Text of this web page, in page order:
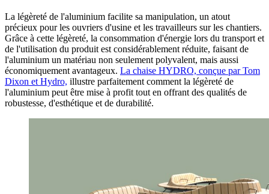
La légèreté de l'aluminium facilite sa manipulation, un atout
précieux pour les ouvriers d'usine et les travailleurs sur les chantiers.
Grâce à cette légèreté, la consommation d'énergie lors du transport et
de l'utilisation du produit est considérablement réduite, faisant de
l'aluminium un matériau non seulement polyvalent, mais aussi
économiquement avantageux. La chaise HYDRO, conçue par Tom
Dixon et Hydro, illustre parfaitement comment la légèreté de
l'aluminium peut être mise à profit tout en offrant des qualités de
robustesse, d'esthétique et de durabilité.